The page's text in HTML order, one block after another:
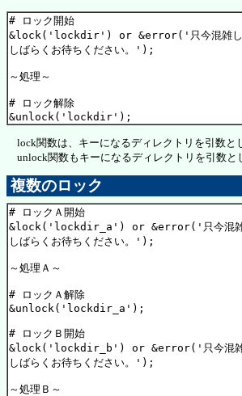
# ロック開始
&lock('lockdir') or &error('只今混雑して
しばらくお待ちください。');
～処理～
# ロック解除
lock関数は、キーになるディレクトリを引数と
unlock関数もキーになるディレクトリを引数と
複数のロック
# ロックＡ開始
&lock('lockdir_a') or &error('只今混雑し
しばらくお待ちください。');
～処理Ａ～
# ロックＡ解除
&unlock('lockdir_a');
# ロックＢ開始
&lock('lockdir_b') or &error('只今混雑し
しばらくお待ちください。');
～処理Ｂ～